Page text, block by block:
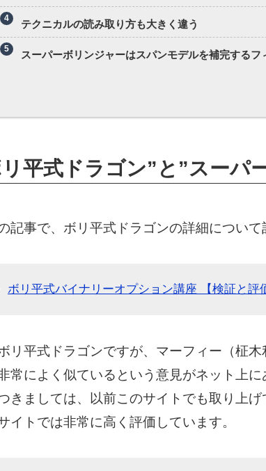
テクニカルの読み取り方も大きく違う
スーパーボリンジャーはスパンモデルを補完するフ
平式ドラゴン”と”スーパ
記事で、ボリ平式ドラゴンの詳細について
ボリ平式バイナリーオプション講座 【検証と評
リ平式ドラゴンですが、マーフィー（柾
常によく似ているという意見がネット上
きましては、以前このサイトでも取り上
イトでは非常に高く評価しています。